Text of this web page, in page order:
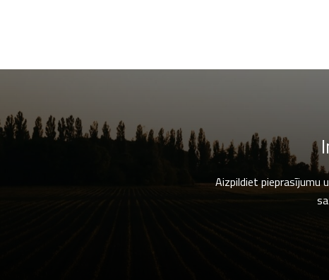
Aizpildiet pieprasījumu